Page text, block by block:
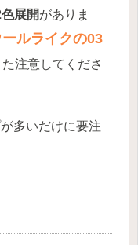
展開がありま
ールライクの03
注意してくださ
多いだけに要注